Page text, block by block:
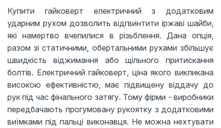
Купити гайковерт електричний з додатковим
ударним рухом дозволить відгвинтити іржаві шайби,
які намертво вчепилися в різьблення. Дана опція,
разом зі статичними, обертальними рухами збільшує
швидкість віджимання або щільного притискання
болтів. Електричний гайковерт, ціна якого викликана
високою ефективністю, має підвищену віддачу до
рук під час фінального затягу. Тому фірми - виробники
передбачають прогумовану рукоятку з додатковими
виїмками під пальці виконавця. Не можна нехтувати